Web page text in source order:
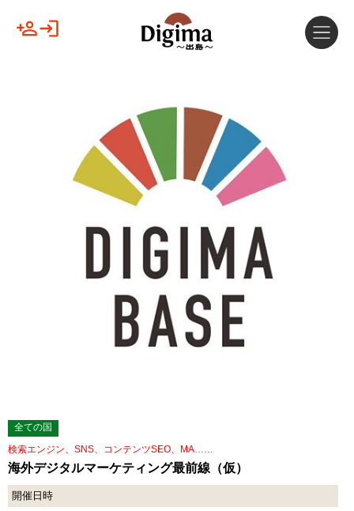
全ての国
検索エンジン、SNS、コンテンツSEO、MA……
海外デジタルマーケティング最前線（仮）
開催日時